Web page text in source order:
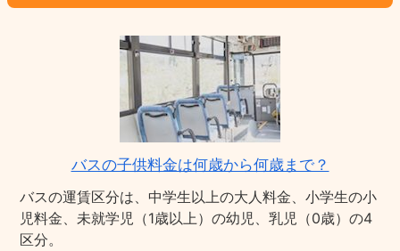
バスの子供料金は何歳から何歳まで？
バスの運賃区分は、中学生以上の大人料金、小学生の小
児料金、未就学児（1歳以上）の幼児、乳児（0歳）の4
区分。